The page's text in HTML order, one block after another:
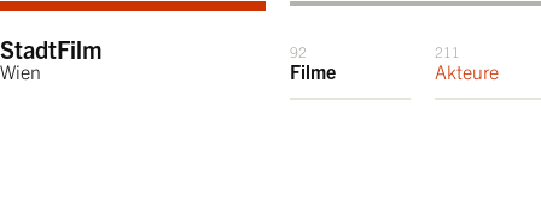
StadtFilm
Wien
92
Filme
211
Akteure